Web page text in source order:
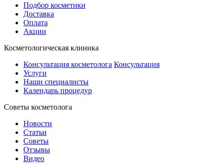
Подбор косметики
Доставка
Оплата
Акции
Косметологическая клиника
Консультация косметолога Консультация
Услуги
Наши специалисты
Календарь процедур
Cоветы косметолога
Новости
Статьи
Советы
Отзывы
Видео